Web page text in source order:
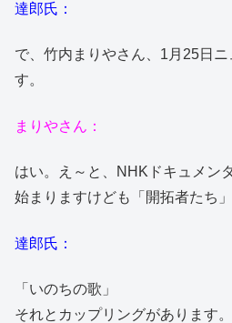
達郎氏：
で、竹内まりやさん、1月25日
す。
まりやさん：
はい。え～と、NHKドキュメン
始まりますけども「開拓者たち
達郎氏：
「いのちの歌」
それとカップリングがあります。